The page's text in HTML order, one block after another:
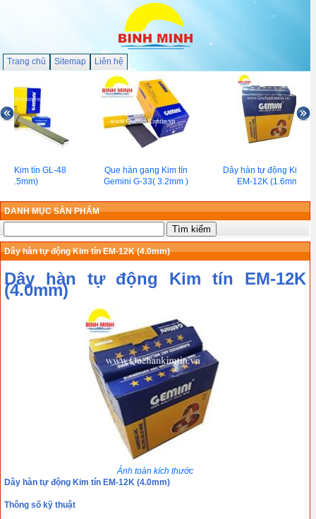
Trang chủ Sitemap Liên hệ
Kim tín GL-48
(2.5mm)
Que hàn gang Kim tín
Gemini G-33( 3.2mm )
Dây hàn tự động Kim tín
EM-12K (1.6mm)
DANH MỤC SẢN PHẨM
Dây hàn tự động Kim tín EM-12K (4.0mm)
Dây hàn tự động Kim tín EM-12K
(4.0mm)
Ảnh toàn kích thước
Dây hàn tự động Kim tín EM-12K (4.0mm)
Thông số kỹ thuật